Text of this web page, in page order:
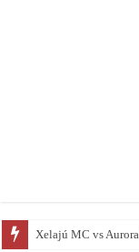
Marquense vs